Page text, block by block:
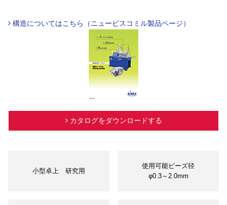
構造についてはこちら（ニュービスコミル製品ページ）
カタログをダウンロードする
小型卓上 研究用
使用可能ビーズ径
φ0.3～2.0mm